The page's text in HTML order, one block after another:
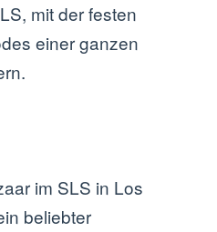
mit der festen
einer ganzen
im SLS in Los
beliebter